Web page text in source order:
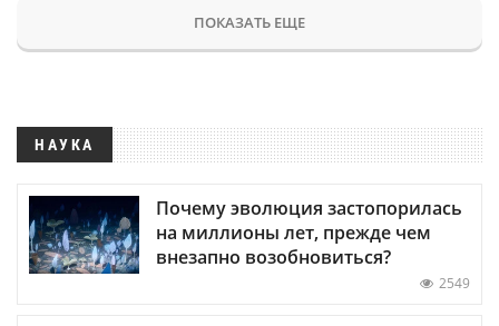
ПОКАЗАТЬ ЕЩЕ
НАУКА
Почему эволюция застопорилась
на миллионы лет, прежде чем
внезапно возобновиться?
2549